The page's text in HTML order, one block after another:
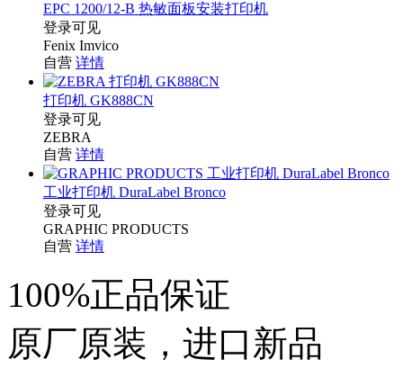
EPC 1200/12-B 热敏面板安装打印机
登录可见
Fenix Imvico
自营 详情
打印机 GK888CN
登录可见
ZEBRA
自营 详情
工业打印机 DuraLabel Bronco
登录可见
GRAPHIC PRODUCTS
自营 详情
100%正品保证
原厂原装，进口新品